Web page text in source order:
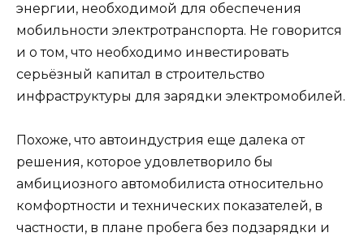
энергии, необходимой для обеспечения
мобильности электротранспорта. Не говорится
и о том, что необходимо инвестировать
серьёзный капитал в строительство
инфраструктуры для зарядки электромобилей.
Похоже, что автоиндустрия еще далека от
решения, которое удовлетворило бы
амбициозного автомобилиста относительно
комфортности и технических показателей, в
частности, в плане пробега без подзарядки и